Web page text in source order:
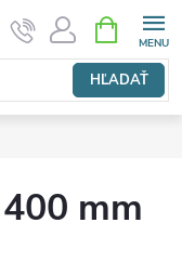
HĽADAŤ
KOŠÍK
mm